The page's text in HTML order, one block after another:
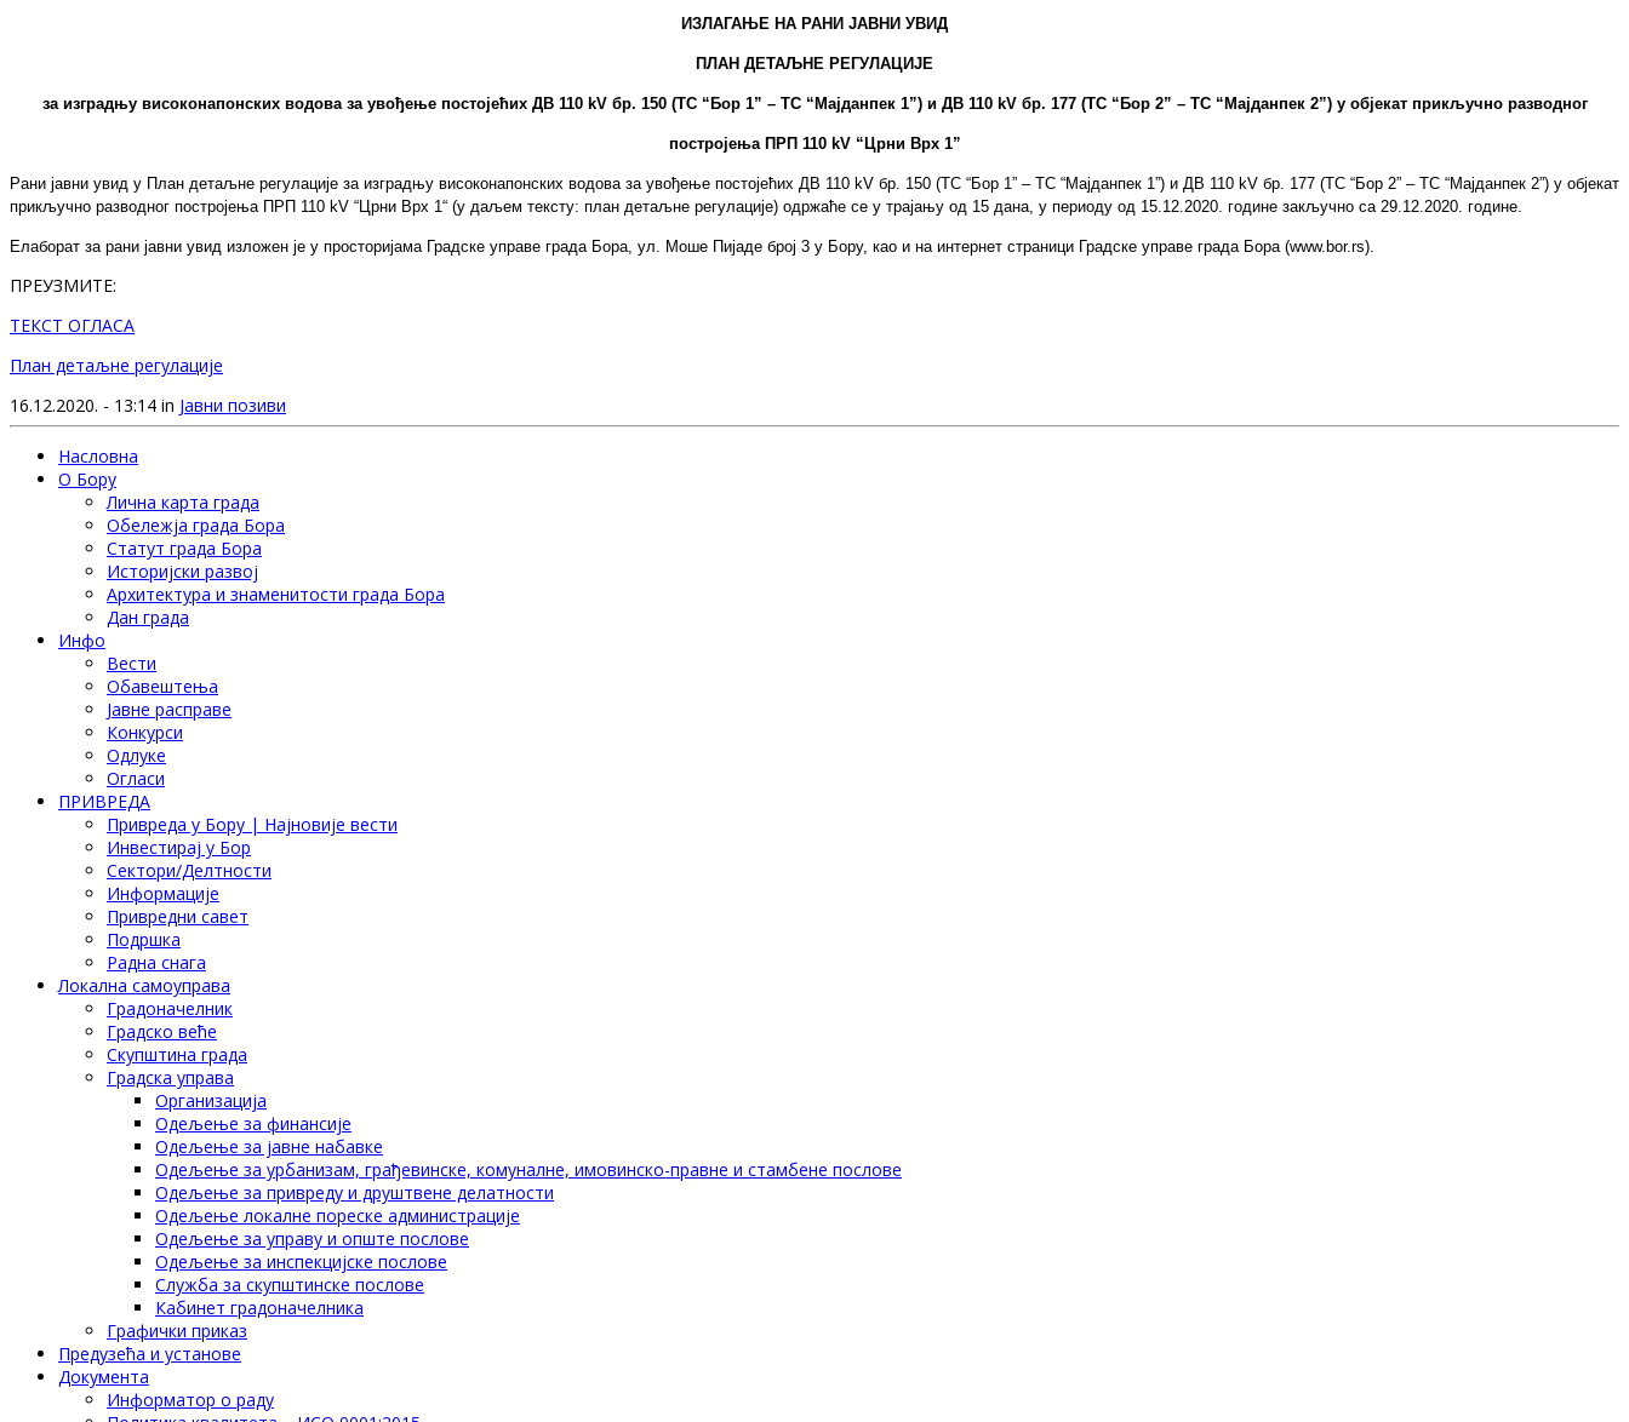
ИЗЛАГАЊЕ НА РАНИ ЈАВНИ УВИД
ПЛАН ДЕТАЉНЕ РЕГУЛАЦИЈЕ
за изградњу високонапонских водова за увођење постојећих ДВ 110 kV бр. 150 (ТС “Бор 1” – ТС “Мајданпек 1”) и ДВ 110 kV бр. 177 (ТС “Бор 2” – ТС “Мајданпек 2”) у објекат прикључно разводног
постројења ПРП 110 kV“Црни Врх 1”
Рани јавни увид у План детаљне регулације за изградњу високонапонских водова за увођење постојећих ДВ 110 kV бр. 150 (ТС “Бор 1” – ТС “Мајданпек 1”) и ДВ 110 kV бр. 177 (ТС “Бор 2” – ТС “Мајданпек 2”) у објекат
прикључно разводног постројења ПРП 110 kV “Црни Врх 1“ (у даљем тексту: план детаљне регулације) одржаће се у трајању од 15 дана, у периоду од 15.12.2020 . године закључно са 29.12. 2020 . године.
Елаборат за рани јавни увид изложен је у просторијама Градске управе града Бора, ул. Моше Пијаде број 3 у Бору, као и на интернет страници Градске управе града Борa (www.bor.rs).
ПРЕУЗМИТЕ:
ТЕКСТ ОГЛАСА
План детаљне регулације
16.12.2020. - 13:14 in Јавни позиви
Насловна
О Бору
Лична карта града
Обележја града Бора
Статут града Бора
Историјски развој
Архитектура и знаменитости града Бора
Дан града
Инфо
Вести
Обавештења
Јавне расправе
Конкурси
Одлуке
Огласи
ПРИВРЕДА
Привреда у Бору | Најновије вести
Инвестирај у Бор
Сектори/Делтности
Информације
Привредни савет
Подршка
Радна снага
Локална самоуправа
Градоначелник
Градско веће
Скупштина града
Градска управа
Организација
Одељење за финансије
Одељење за јавне набавке
Одељење за урбанизам, грађевинске, комуналне, имовинско-правне и стамбене послове
Одељење за привреду и друштвене делатности
Одељење локалне пореске администрације
Одељење за управу и опште послове
Одељење за инспекцијске послове
Служба за скупштинске послове
Кабинет градоначелника
Графички приказ
Предузећа и установе
Документа
Информатор о раду